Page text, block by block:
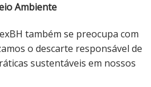
Ambiente
também se preocupa com
o descarte responsável de
sustentáveis ​​em nossos